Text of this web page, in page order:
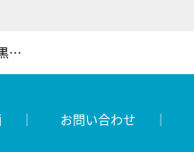
こんまり、“一番苦手なのは片づけ”という黒柳徹子に「二度と散らからない」片付け法を伝授
お問い合わせ